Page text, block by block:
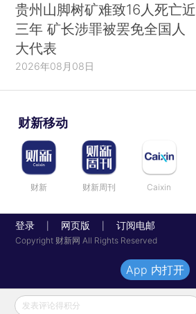
贵州山脚树矿难致16人死亡近
三年 矿长涉罪被罢免全国人
大代表
2026年08月08日
财新移动
财新 财新周刊 Caixin
登录 网页版 订阅电邮
Copyright 财新网 All Rights Reserved
发表评论得积分
App 内打开